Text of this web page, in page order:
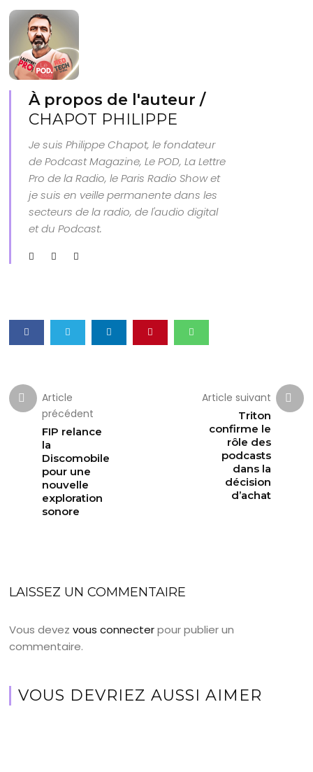
À propos de l'auteur /
CHAPOT PHILIPPE
Je suis Philippe Chapot, le fondateur
de Podcast Magazine, Le POD, La Lettre
Pro de la Radio, le Paris Radio Show et
je suis en veille permanente dans les
secteurs de la radio, de l'audio digital
et du Podcast.
Article
précédent
FIP relance
la
Discomobile
pour une
nouvelle
exploration
sonore
Article suivant
Triton
confirme le
rôle des
podcasts
dans la
décision
d’achat
LAISSEZ UN COMMENTAIRE
Vous devezvous connecterpour publier un
commentaire.
VOUS DEVRIEZ AUSSI AIMER